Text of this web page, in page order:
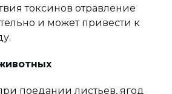
токсинов отравление
и может привести к
поедании листьев, ягод